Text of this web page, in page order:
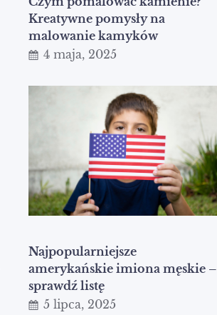
Kreatywne pomysły na
malowanie kamyków
4 maja, 2025
Najpopularniejsze
amerykańskie imiona męskie –
sprawdź listę
5 lipca, 2025